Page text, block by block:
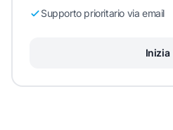
Supporto prioritario via email
Inizia